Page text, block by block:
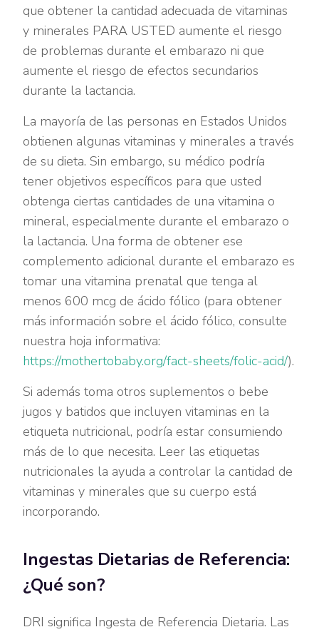
que obtener la cantidad adecuada de vitaminas
y minerales PARA USTED aumente el riesgo
de problemas durante el embarazo ni que
aumente el riesgo de efectos secundarios
durante la lactancia.
La mayoría de las personas en Estados Unidos
obtienen algunas vitaminas y minerales a través
de su dieta. Sin embargo, su médico podría
tener objetivos específicos para que usted
obtenga ciertas cantidades de una vitamina o
mineral, especialmente durante el embarazo o
la lactancia. Una forma de obtener ese
complemento adicional durante el embarazo es
tomar una vitamina prenatal que tenga al
menos 600 mcg de ácido fólico (para obtener
más información sobre el ácido fólico, consulte
nuestra hoja informativa:
https://mothertobaby.org/fact-sheets/folic-acid/).
Si además toma otros suplementos o bebe
jugos y batidos que incluyen vitaminas en la
etiqueta nutricional, podría estar consumiendo
más de lo que necesita. Leer las etiquetas
nutricionales la ayuda a controlar la cantidad de
vitaminas y minerales que su cuerpo está
incorporando.
Ingestas Dietarias de Referencia:
¿Qué son?
DRI significa Ingesta de Referencia Dietaria. Las